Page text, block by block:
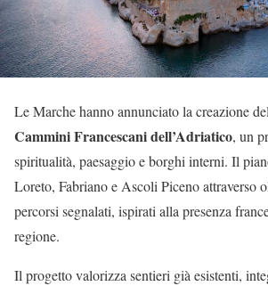
Le Marche hanno annunciato la creazione
Cammini Francescani dell’Adriatico, un
spiritualità, paesaggio e borghi interni. Il
Loreto, Fabriano e Ascoli Piceno attraverso
percorsi segnalati, ispirati alla presenza
regione.
Il progetto valorizza sentieri già esistenti,